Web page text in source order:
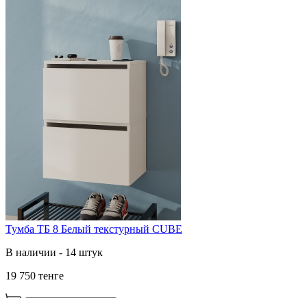
Тумба ТБ 8 Белый текстурный CUBE
В наличии - 14 штук
19 750 тенге